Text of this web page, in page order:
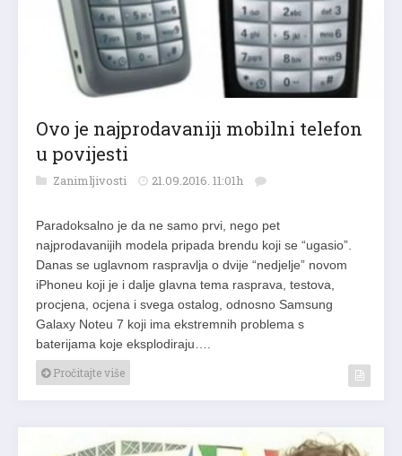
Ovo je najprodavaniji mobilni telefon
u povijesti
Zanimljivosti 21.09.2016. 11:01h
Paradoksalno je da ne samo prvi, nego pet
najprodavanijih modela pripada brendu koji se “ugasio”.
Danas se uglavnom raspravlja o dvije “nedjelje” novom
iPhoneu koji je i dalje glavna tema rasprava, testova,
procjena, ocjena i svega ostalog, odnosno Samsung
Galaxy Noteu 7 koji ima ekstremnih problema s
baterijama koje eksplodiraju….
Pročitajte više